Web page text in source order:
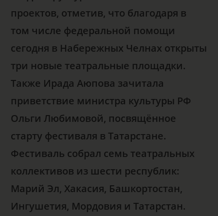
проектов, отметив, что благодаря в
том числе федеральной помощи
сегодня в Набережных Челнах открыты
три новые театральные площадки.
Также Ирада Аюпова зачитала
приветствие министра культуры РФ
Ольги Любимовой, посвящённое
старту фестиваля в Татарстане.
Фестиваль собрал семь театральных
коллективов из шести республик:
Марий Эл, Хакасия, Башкортостан,
Ингушетия, Мордовия и Татарстан.